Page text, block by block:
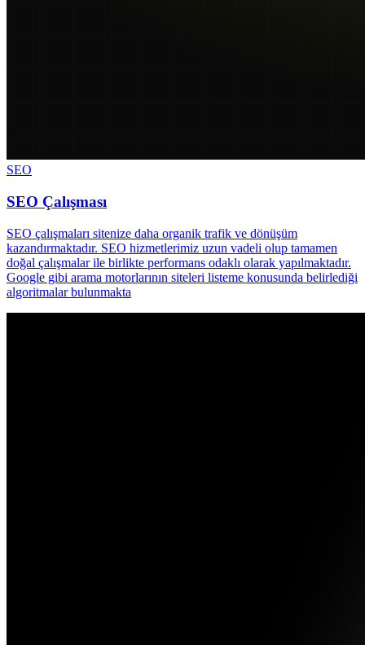
SEO
SEO Çalışması
SEO çalışmaları sitenize daha organik trafik ve dönüşüm
kazandırmaktadır. SEO hizmetlerimiz uzun vadeli olup tamamen
doğal çalışmalar ile birlikte performans odaklı olarak yapılmaktadır.
Google gibi arama motorlarının siteleri listeme konusunda belirlediği
algoritmalar bulunmakta